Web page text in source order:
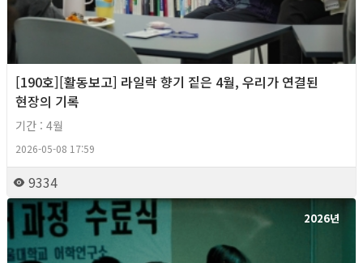
[190호][활동보고] 라일락 향기 짙은 4월, 우리가 연결된
현장의 기록
기간 : 4월
2026-05-08 17:59
9334
2026년